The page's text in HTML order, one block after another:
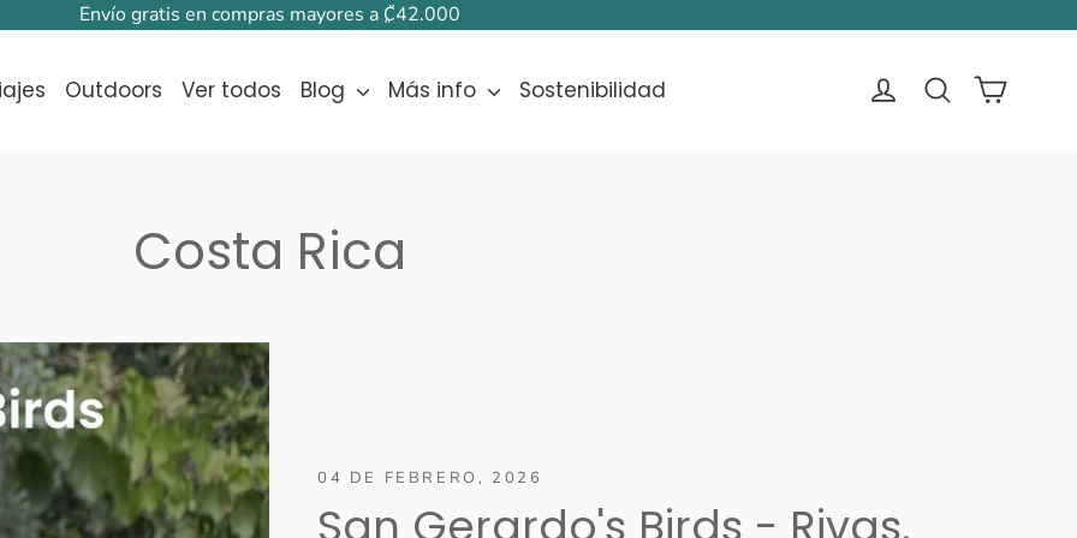
Envío gratis en compras mayores a ₡42.000
Outdoors Ver todos Blog Más info Sostenibilidad IngresarBuscarCarrito
Costa Rica
04 DE FEBRERO, 2026